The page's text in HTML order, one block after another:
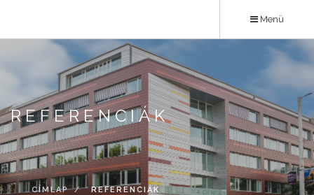
tartalomra
Menü
REFERENCIÁK
CÍMLAP REFERENCIÁK